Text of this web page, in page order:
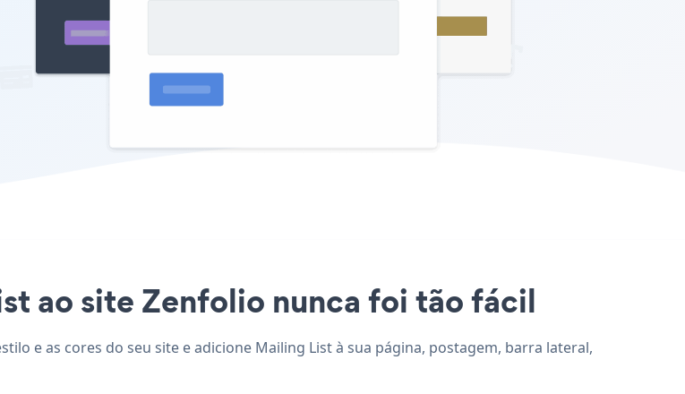
ao site Zenfolio nunca foi tão fácil
e as cores do seu site e adicione Mailing List à sua página, postagem, barra lateral,